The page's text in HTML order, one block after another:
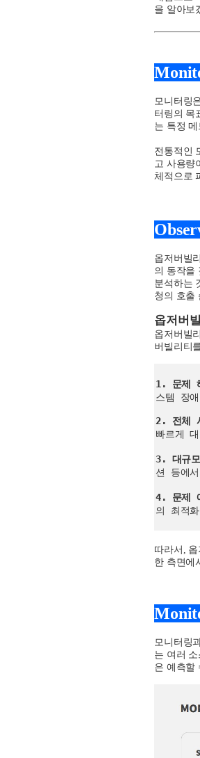
을 알아보
모니터링
터링의 목
는 특정
전통적인
고 사용량
체적으로
옵저버빌
의 동작을
분석하는
청의 호출
옵저버
옵저버빌
버빌리티
저
버
리
티
필
요
이
유
1. 문제
스템 장
2. 전체
빠르게
3. 대규
션 등에
4. 문제
의 최적
따라서,
한 측면에
모니터링
는 여러
은 예측할